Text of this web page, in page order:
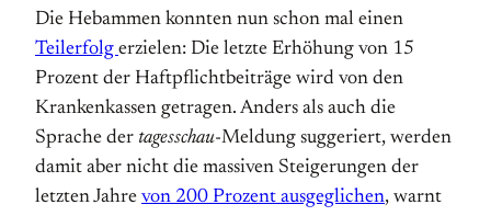
Die Hebammen konnten nun schon mal einen
Teilerfolg erzielen: Die letzte Erhöhung von 15
Prozent der Haftpflichtbeiträge wird von den
Kranken­kassen getragen. Anders als auch die
Sprache der tagesschau-Meldung suggeriert, werden
damit aber nicht die massiven Steigerungen der
letzten Jahre von 200 Prozent ausgeglichen, warnt